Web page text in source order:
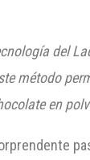
del
método
en